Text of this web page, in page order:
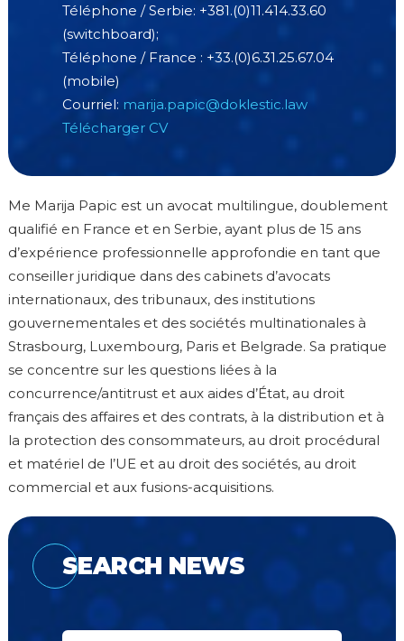
Téléphone / Serbie: +381.(0)11.414.33.60
(switchboard);
Téléphone / France : +33.(0)6.31.25.67.04
(mobile)
Courriel: marija.papic@doklestic.law
Télécharger CV
Me Marija Papic est un avocat multilingue, doublement
qualifié en France et en Serbie, ayant plus de 15 ans
d’expérience professionnelle approfondie en tant que
conseiller juridique dans des cabinets d’avocats
internationaux, des tribunaux, des institutions
gouvernementales et des sociétés multinationales à
Strasbourg, Luxembourg, Paris et Belgrade. Sa pratique
se concentre sur les questions liées à la
concurrence/antitrust et aux aides d’État, au droit
français des affaires et des contrats, à la distribution et à
la protection des consommateurs, au droit procédural
et matériel de l’UE et au droit des sociétés, au droit
commercial et aux fusions-acquisitions.
SEARCH NEWS